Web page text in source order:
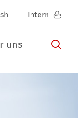
Intern
uns